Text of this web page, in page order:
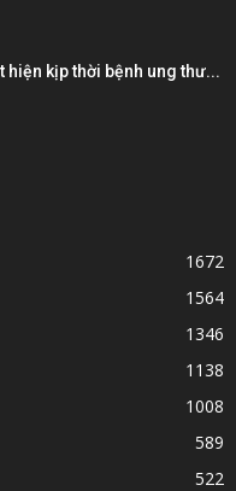
hiện kịp thời bệnh ung thư...
1672
1564
1346
1138
1008
589
522